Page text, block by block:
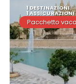
1 DESTINAZIONI
1 ASSICURAZIONI
Pacchetto